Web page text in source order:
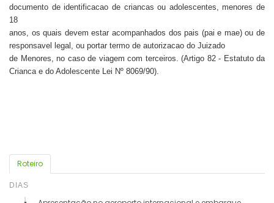
Roteiro
DIAS
documento de identificacao de criancas ou adolescentes, menores de
18
anos, os quais devem estar acompanhados dos pais (pai e mae) ou de
responsavel legal, ou portar termo de autorizacao do Juizado
de Menores, no caso de viagem com terceiros. (Artigo 82 - Estatuto da
Crianca e do Adolescente Lei Nº 8069/90).